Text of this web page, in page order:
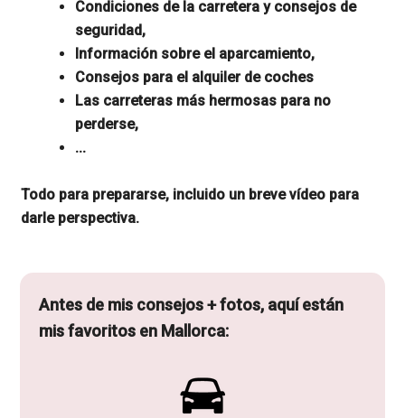
Condiciones de la carretera y consejos de
seguridad,
Información sobre el aparcamiento,
Consejos para el alquiler de coches
Las carreteras más hermosas para no
perderse,
...
Todo para prepararse, incluido un breve vídeo para
darle perspectiva.
Antes de mis consejos + fotos, aquí están
mis favoritos en Mallorca: